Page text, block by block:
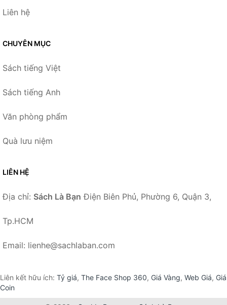
Liên hệ
CHUYÊN MỤC
Sách tiếng Việt
Sách tiếng Anh
Văn phòng phẩm
Quà lưu niệm
LIÊN HỆ
Địa chỉ: Sách Là Bạn Điện Biên Phủ, Phường 6, Quận 3,
Tp.HCM
Email: lienhe@sachlaban.com
Liên kết hữu ích: Tỷ giá, The Face Shop 360, Giá Vàng, Web Giá, Giá
Coin